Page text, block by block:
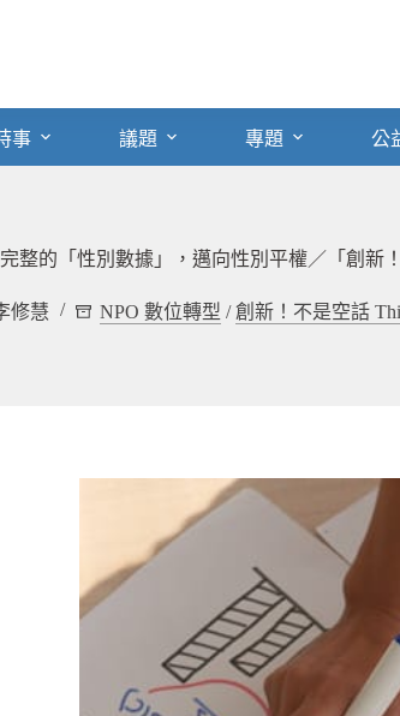
事 議題 專題 公
整的「性別數據」，邁向性別平權／「創新
修慧 NPO 數位轉型 /創新！不是空話